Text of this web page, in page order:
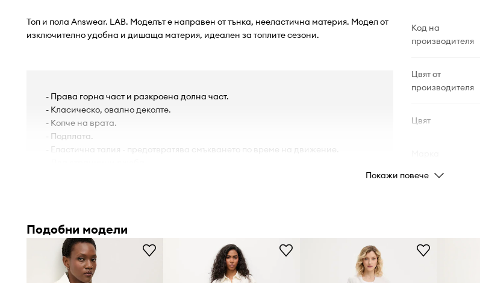
Топ и пола Answear. LAB. Моделът е направен от тънка, нееластична материя. Модел от
изключително удобна и дишаща материя, идеален за топлите сезони.
- Права горна част и разкроена долна част.
- Класическо, овално деколте.
- Копче на врата.
- Подплата.
- Еластична талия - предотвратява смъкването по време на движение.
- Мерките се отнасят за размер: S.
Код на
производителя
Цвят от
производителя
Цвят
Покажи повече
Подобни модели